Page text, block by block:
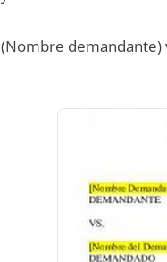
(Nombre demandante)